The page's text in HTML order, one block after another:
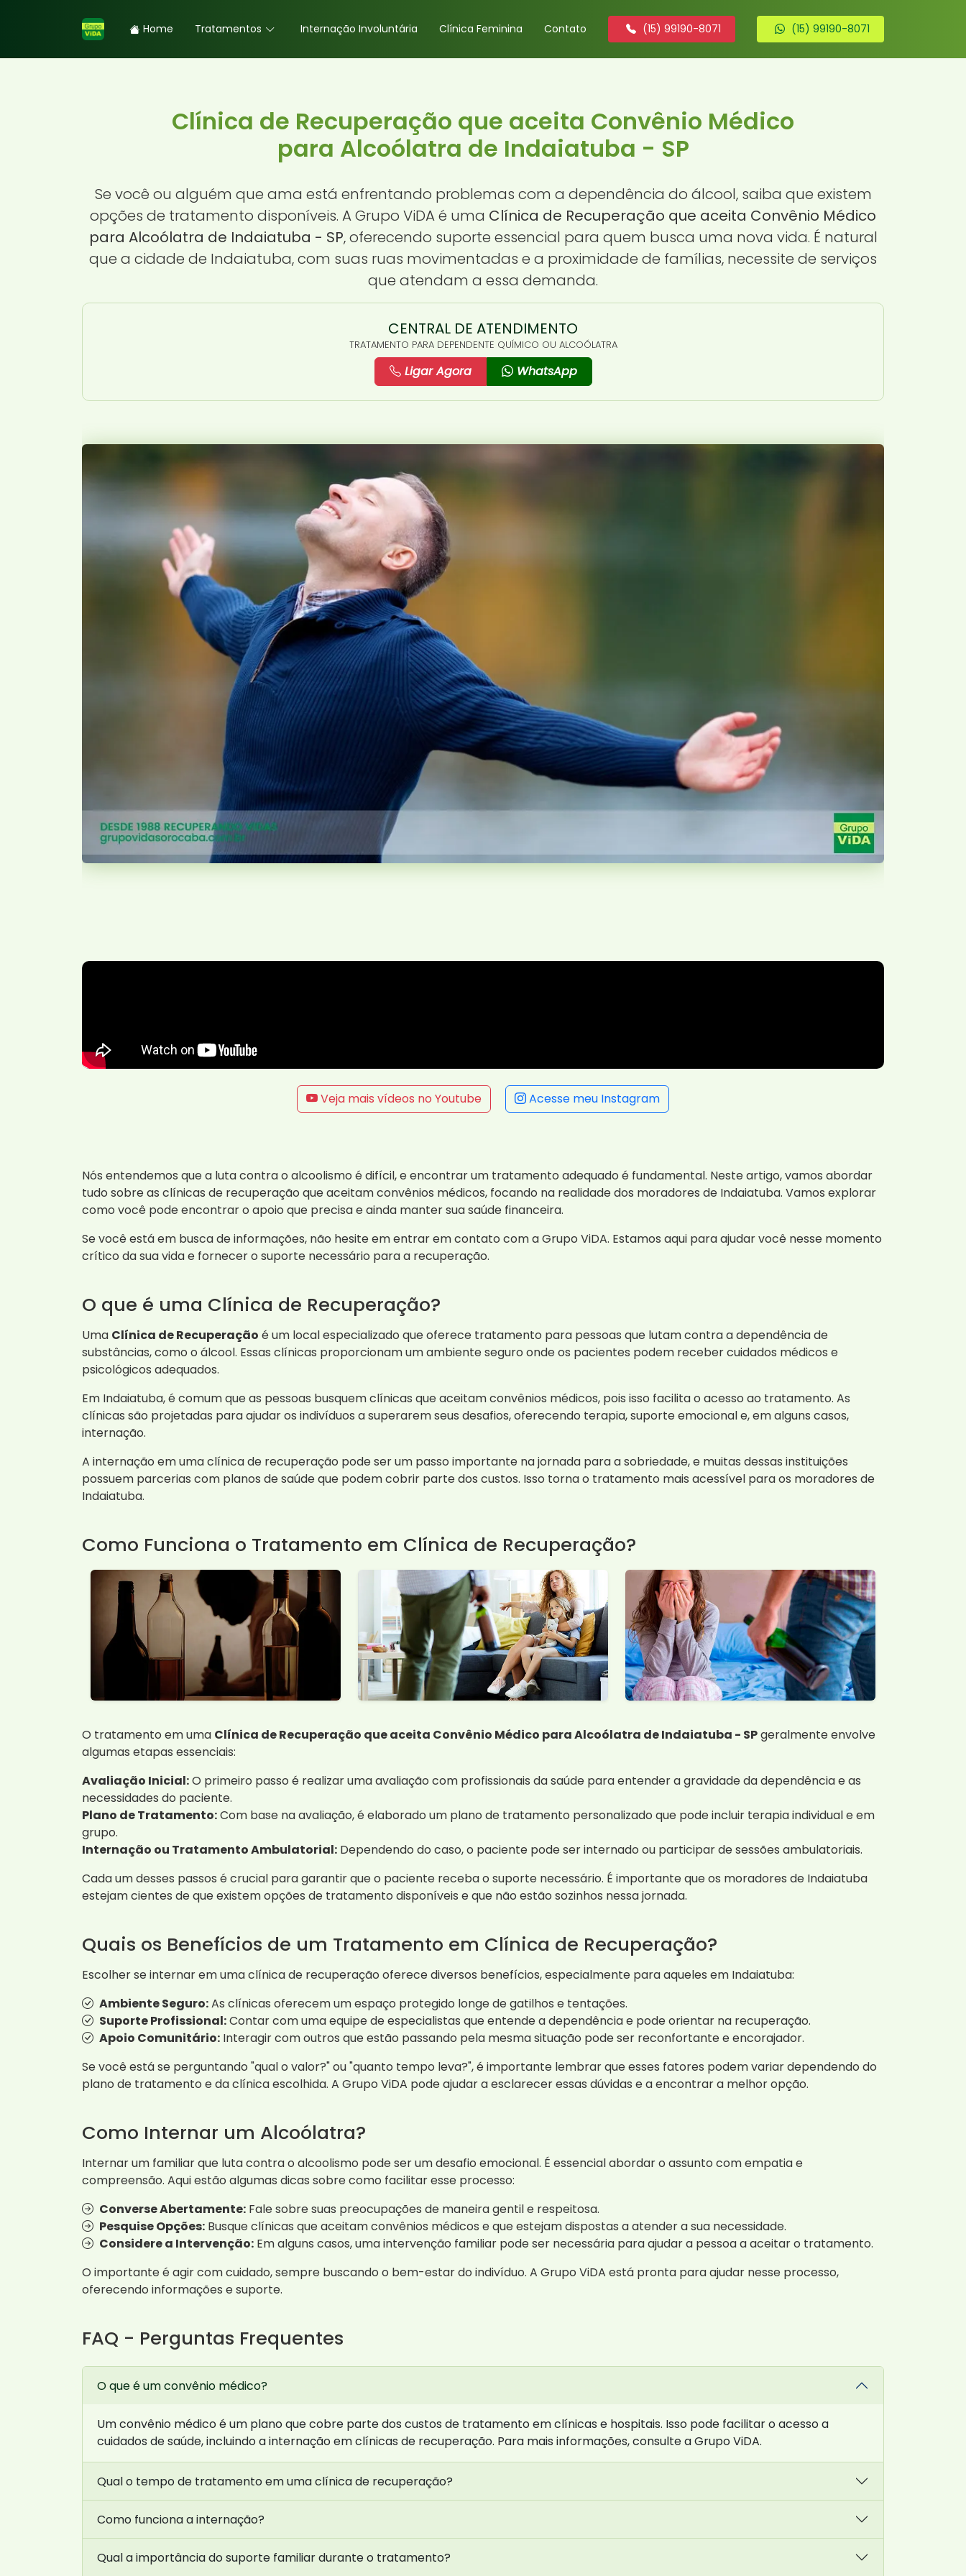
Home Tratamentos Internação Involuntária Clínica Feminina Contato (15) 99190-8071 (15) 99190-8071
Clínica de Recuperação que aceita Convênio Médico
para Alcoólatra de Indaiatuba - SP
Se você ou alguém que ama está enfrentando problemas com a dependência do álcool, saiba que existem
opções de tratamento disponíveis. A Grupo ViDA é uma Clínica de Recuperação que aceita Convênio Médico
para Alcoólatra de Indaiatuba - SP, oferecendo suporte essencial para quem busca uma nova vida. É natural
que a cidade de Indaiatuba, com suas ruas movimentadas e a proximidade de famílias, necessite de serviços
que atendam a essa demanda.
CENTRAL DE ATENDIMENTO
TRATAMENTO PARA DEPENDENTE QUÍMICO OU ALCOÓLATRA
Ligar Agora WhatsApp
Veja mais vídeos no Youtube Acesse meu Instagram
Nós entendemos que a luta contra o alcoolismo é difícil, e encontrar um tratamento adequado é fundamental. Neste artigo, vamos abordar
tudo sobre as clínicas de recuperação que aceitam convênios médicos, focando na realidade dos moradores de Indaiatuba. Vamos explorar
como você pode encontrar o apoio que precisa e ainda manter sua saúde financeira.
Se você está em busca de informações, não hesite em entrar em contato com a Grupo ViDA. Estamos aqui para ajudar você nesse momento
crítico da sua vida e fornecer o suporte necessário para a recuperação.
O que é uma Clínica de Recuperação?
Uma Clínica de Recuperação é um local especializado que oferece tratamento para pessoas que lutam contra a dependência de
substâncias, como o álcool. Essas clínicas proporcionam um ambiente seguro onde os pacientes podem receber cuidados médicos e
psicológicos adequados.
Em Indaiatuba, é comum que as pessoas busquem clínicas que aceitam convênios médicos, pois isso facilita o acesso ao tratamento. As
clínicas são projetadas para ajudar os indivíduos a superarem seus desafios, oferecendo terapia, suporte emocional e, em alguns casos,
internação.
A internação em uma clínica de recuperação pode ser um passo importante na jornada para a sobriedade, e muitas dessas instituições
possuem parcerias com planos de saúde que podem cobrir parte dos custos. Isso torna o tratamento mais acessível para os moradores de
Indaiatuba.
Como Funciona o Tratamento em Clínica de Recuperação?
O tratamento em uma Clínica de Recuperação que aceita Convênio Médico para Alcoólatra de Indaiatuba - SPgeralmente envolve
algumas etapas essenciais:
Avaliação Inicial:O primeiro passo é realizar uma avaliação com profissionais da saúde para entender a gravidade da dependência e as
necessidades do paciente.
Plano de Tratamento:Com base na avaliação, é elaborado um plano de tratamento personalizado que pode incluir terapia individual e em
grupo.
Internação ou Tratamento Ambulatorial: Dependendo do caso, o paciente pode ser internado ou participar de sessões ambulatoriais.
Cada um desses passos é crucial para garantir que o paciente receba o suporte necessário. É importante que os moradores de Indaiatuba
estejam cientes de que existem opções de tratamento disponíveis e que não estão sozinhos nessa jornada.
Quais os Benefícios de um Tratamento em Clínica de Recuperação?
Escolher se internar em uma clínica de recuperação oferece diversos benefícios, especialmente para aqueles em Indaiatuba:
Ambiente Seguro:As clínicas oferecem um espaço protegido longe de gatilhos e tentações.
Suporte Profissional:Contar com uma equipe de especialistas que entende a dependência e pode orientar na recuperação.
Apoio Comunitário: Interagir com outros que estão passando pela mesma situação pode ser reconfortante e encorajador.
Se você está se perguntando "qual o valor?" ou "quanto tempo leva?", é importante lembrar que esses fatores podem variar dependendo do
plano de tratamento e da clínica escolhida. A Grupo ViDA pode ajudar a esclarecer essas dúvidas e a encontrar a melhor opção.
Como Internar um Alcoólatra?
Internar um familiar que luta contra o alcoolismo pode ser um desafio emocional. É essencial abordar o assunto com empatia e
compreensão. Aqui estão algumas dicas sobre como facilitar esse processo:
Converse Abertamente: Fale sobre suas preocupações de maneira gentil e respeitosa.
Pesquise Opções: Busque clínicas que aceitam convênios médicos e que estejam dispostas a atender a sua necessidade.
Considere a Intervenção: Em alguns casos, uma intervenção familiar pode ser necessária para ajudar a pessoa a aceitar o tratamento.
O importante é agir com cuidado, sempre buscando o bem-estar do indivíduo. A Grupo ViDA está pronta para ajudar nesse processo,
oferecendo informações e suporte.
FAQ - Perguntas Frequentes
O que é um convênio médico?
Um convênio médico é um plano que cobre parte dos custos de tratamento em clínicas e hospitais. Isso pode facilitar o acesso a
cuidados de saúde, incluindo a internação em clínicas de recuperação. Para mais informações, consulte a Grupo ViDA.
Qual o tempo de tratamento em uma clínica de recuperação?
Como funciona a internação?
Qual a importância do suporte familiar durante o tratamento?